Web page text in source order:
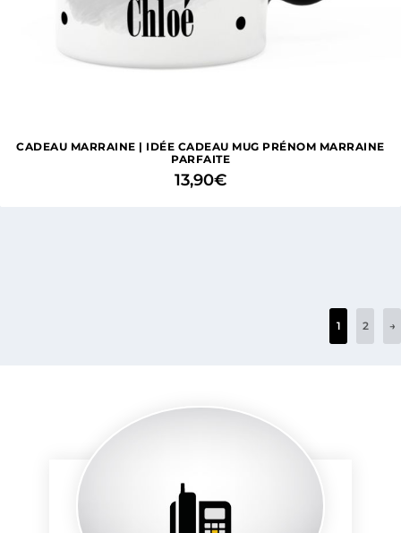
CADEAU MARRAINE | IDÉE CADEAU MUG PRÉNOM MARRAINE
PARFAITE
13,90€
1 2 →